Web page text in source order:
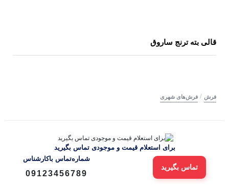
قالی بته ترنج ساروق
فرش / فرش‌های شهری
برای استعلام قیمت و موجودی تماس بگیرید
تماس بگیرید
شماره‌تماس‌ با‌کارشناس
09123456789